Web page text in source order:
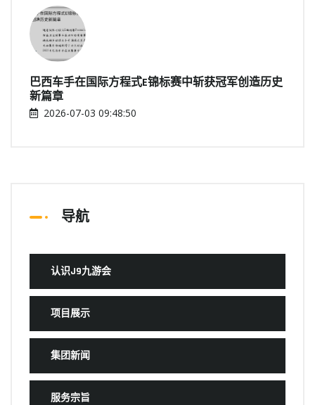
巴西车手在国际方程式E锦标赛中斩获冠军创造历史
新篇章
2026-07-03 09:48:50
导航
认识J9九游会
项目展示
集团新闻
服务宗旨